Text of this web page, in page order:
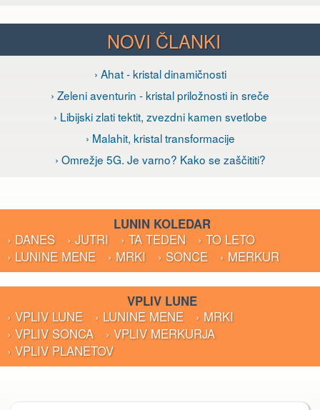
NOVI ČLANKI
› Ahat - kristal dinamičnosti
› Zeleni aventurin - kristal priložnosti in sreče
› Libijski zlati tektit, zvezdni kamen svetlobe
› Malahit, kristal transformacije
› Omrežje 5G. Je varno? Kako se zaščititi?
LUNIN KOLEDAR
› DANES
› JUTRI › TA TEDEN
› TO LETO
› LUNINE MENE
› MRKI › SONCE › MERKUR
VPLIV LUNE
› VPLIV LUNE
› LUNINE MENE
› MRKI
› VPLIV SONCA
› VPLIV MERKURJA
› VPLIV PLANETOV